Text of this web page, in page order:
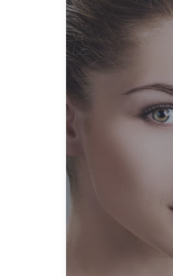
Türkiye’de
Boyun
Kaş
Orta Yüz
Derin Plan Yüz